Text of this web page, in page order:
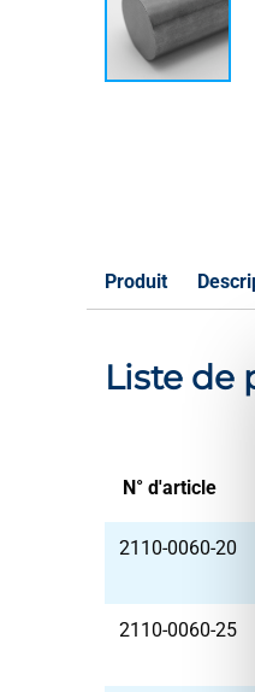
Produit
Liste de
N° d'article
2110-0060-20
2110-0060-25